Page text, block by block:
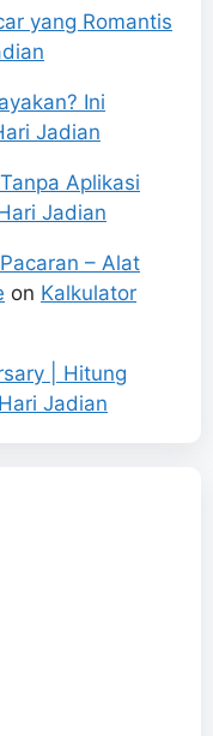
yang Romantis
Ini
Jadian
Aplikasi
Jadian
– Alat
on Kalkulator
| Hitung
Jadian